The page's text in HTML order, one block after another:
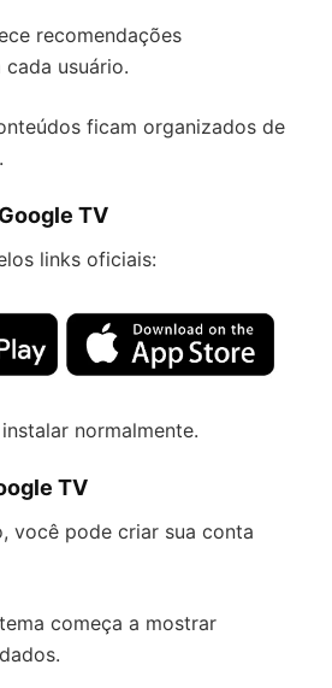
recomendações
usuário.
ficam organizados de
TV
links oficiais:
normalmente.
TV
você pode criar sua conta
começa a mostrar